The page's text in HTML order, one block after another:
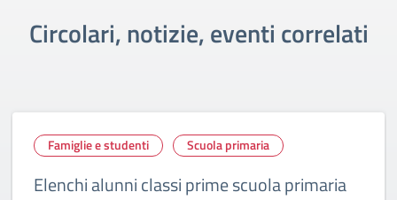
Circolari, notizie, eventi correlati
Famiglie e studenti Scuola primaria
Elenchi alunni classi prime scuola primaria